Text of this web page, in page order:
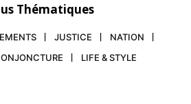
Thématiques
JUSTICE
NATION
LIFE & STYLE